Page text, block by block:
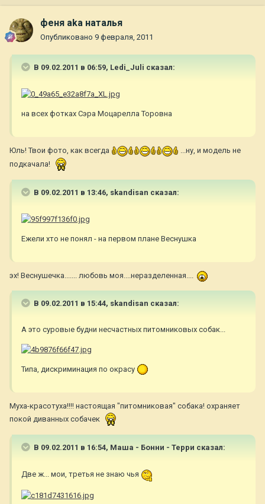
феня aka наталья
Опубликовано 9 февраля, 2011
В 09.02.2011 в 06:59, Ledi_Juli сказал:
на всех фотках Сэра Моцарелла Торовна
Юль! Твои фото, как всегда
...ну, и модель не
подкачала!
В 09.02.2011 в 13:46, skandisan сказал:
Ежели хто не понял - на первом плане Веснушка
эх! Веснушечка....... любовь моя....неразделенная....
В 09.02.2011 в 15:44, skandisan сказал:
А это суровые будни несчастных питомниковых собак...
Типа, дискриминация по окрасу
Муха-красотуха!!!! настоящая "питомниковая" собака! охраняет
покой диванных собачек
В 09.02.2011 в 16:54, Маша - Бонни - Терри сказал:
Две ж... мои, третья не знаю чья